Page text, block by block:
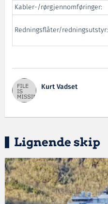
Kabler-/rørgjennomføringer:
Redningsflåter/redningsutstyr:
Kurt Vadset
Lignende skip